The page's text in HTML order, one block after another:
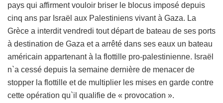
pays qui affirment vouloir briser le blocus imposé depuis
cinq ans par Israël aux Palestiniens vivant à Gaza. La
Grèce a interdit vendredi tout départ de bateau de ses ports
à destination de Gaza et a arrêté dans ses eaux un bateau
américain appartenant à la flottille pro-palestinienne. Israël
n`a cessé depuis la semaine dernière de menacer de
stopper la flottille et de multiplier les mises en garde contre
cette opération qu`il qualifie de « provocation ».